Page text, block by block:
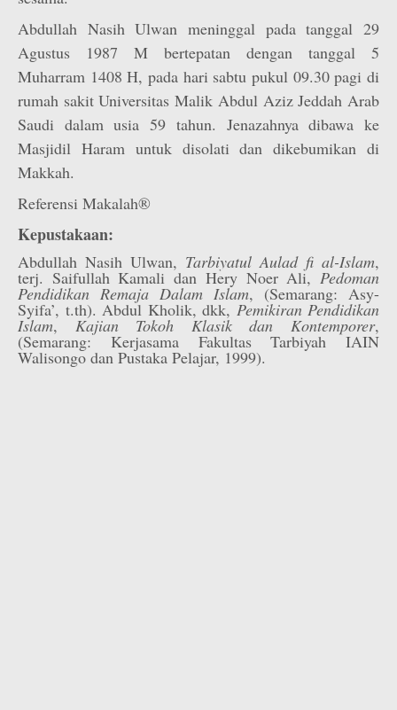
Abdullah Nasih Ulwan meninggal pada tanggal 29
Agustus 1987 M bertepatan dengan tanggal 5
Muharram 1408 H, pada hari sabtu pukul 09.30 pagi di
rumah sakit Universitas Malik Abdul Aziz Jeddah Arab
Saudi dalam usia 59 tahun. Jenazahnya dibawa ke
Masjidil Haram untuk disolati dan dikebumikan di
Makkah.
Referensi Makalah®
Kepustakaan:
Abdullah Nasih Ulwan, Tarbiyatul Aulad fi al-Islam,
terj. Saifullah Kamali dan Hery Noer Ali, Pedoman
Pendidikan Remaja Dalam Islam, (Semarang: Asy-
Syifa’, t.th). Abdul Kholik, dkk, Pemikiran Pendidikan
Islam, Kajian Tokoh Klasik dan Kontemporer,
(Semarang: Kerjasama Fakultas Tarbiyah IAIN
Walisongo dan Pustaka Pelajar, 1999).